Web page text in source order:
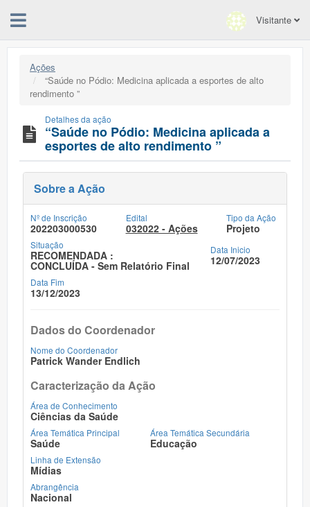
Visitante
Ações
“Saúde no Pódio: Medicina aplicada a esportes de alto
rendimento ”
Detalhes da ação
“Saúde no Pódio: Medicina aplicada a
esportes de alto rendimento ”
Sobre a Ação
Nº de Inscrição
202203000530
Edital
032022 - Ações
Tipo da Ação
Projeto
Situação
RECOMENDADA :
CONCLUÍDA - Sem Relatório Final
Data Inicio
12/07/2023
Data Fim
13/12/2023
Dados do Coordenador
Nome do Coordenador
Patrick Wander Endlich
Caracterização da Ação
Área de Conhecimento
Ciências da Saúde
Área Temática Principal
Saúde
Área Temática Secundária
Educação
Linha de Extensão
Mídias
Abrangência
Nacional